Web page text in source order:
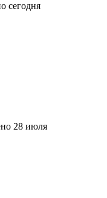
сегодня
28 июля